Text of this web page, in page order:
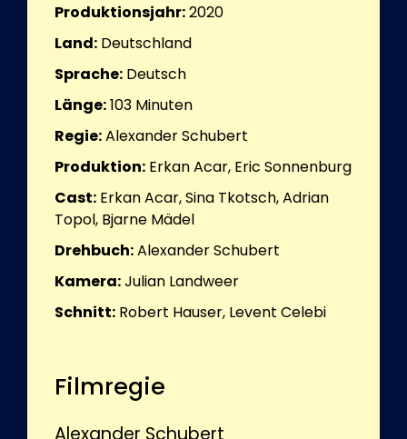
Produktionsjahr:2020
Land: Deutschland
Sprache: Deutsch
Länge:103 Minuten
Regie:Alexander Schubert
Produktion: Erkan Acar, Eric Sonnenburg
Cast: Erkan Acar, Sina Tkotsch, Adrian
Topol, Bjarne Mädel
Drehbuch:Alexander Schubert
Kamera:Julian Landweer
Schnitt: Robert Hauser, Levent Celebi
Filmregie
Alexander Schubert